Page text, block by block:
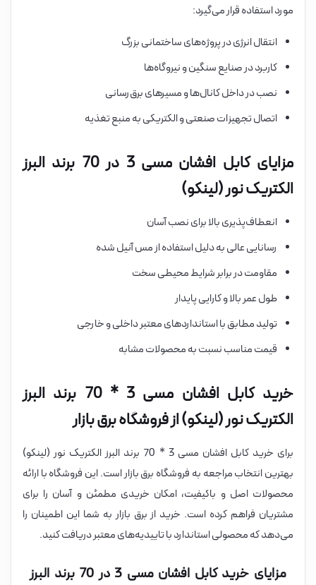
مورد استفاده قرار می‌گیرد:
انتقال انرژی در پروژه‌های ساختمانی بزرگ
کاربرد در صنایع سنگین و نیروگاه‌ها
نصب در داخل کانال‌ها و مسیرهای برق‌رسانی
اتصال تجهیزات صنعتی و الکتریکی به منبع تغذیه
مزایای کابل افشان مسی 3 در 70 برند البرز
الکتریک نور (لینکو)
انعطاف‌پذیری بالا برای نصب آسان
رسانایی عالی به دلیل استفاده از مس آنیل شده
مقاومت در برابر شرایط محیطی سخت
طول عمر بالا و کارایی پایدار
تولید مطابق با استانداردهای معتبر داخلی و خارجی
قیمت مناسب نسبت به محصولات مشابه
خرید کابل افشان مسی 3 * 70 برند البرز
الکتریک نور (لینکو) از فروشگاه برق بازار
برای خرید کابل افشان مسی 3 * 70 برند البرز الکتریک نور (لینکو)
بهترین انتخاب مراجعه به فروشگاه برق بازار است. این فروشگاه با ارائه
محصولات اصل و باکیفیت، امکان خریدی مطمئن و آسان را برای
مشتریان فراهم کرده است. خرید از برق بازار به شما این اطمینان را
می‌دهد که محصولی استاندارد با تاییدیه‌های معتبر دریافت کنید.
مزایای خرید کابل افشان مسی 3 در 70 برند البرز